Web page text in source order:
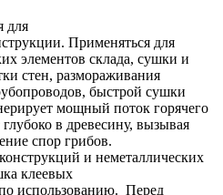
для
Применяться для
элементов склада, сушки и
стен, размораживания
быстрой сушки
мощный поток горячего
в древесину, вызывая
спор грибов.
и неметаллических
клеевых
использованию. Перед